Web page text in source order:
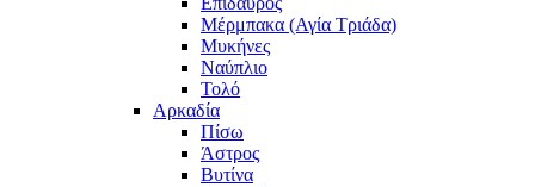
Μέρμπακα (Αγία Τριάδα)
Μυκήνες
Ναύπλιο
Τολό
Αρκαδία
Πίσω
Άστρος
Βυτίνα